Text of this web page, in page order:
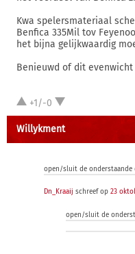
Kwa spelersmateriaal
Benfica 335Mil tov
het bijna gelijkwaardig
Benieuwd of dit
+1/-0
Willykment
open/sluit de onderstaande
Dn_Kraaij schreef op 23
open/sluit de